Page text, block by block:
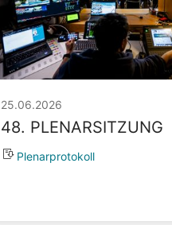
25.06.2026
48. PLENARSITZUNG
Plenarprotokoll